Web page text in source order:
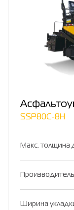
SSP80C-8H
Макс. толщина
Ширина